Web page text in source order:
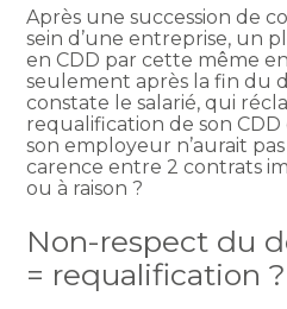
Après une succession de
sein d’une entreprise, un
en CDD par cette même
seulement après la fin du
constate le salarié, qui
requalification de son
son employeur n’aurait
carence entre 2 contrats
ou à raison ?
Non-respect du
= requalification ?